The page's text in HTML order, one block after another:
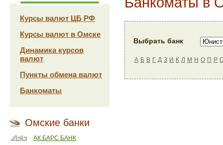
Курсы валют ЦБ РФ
Курсы валют в Омске
Динамика курсов
валют
Пункты обмена валют
Банкоматы
Омские банки
АК БАРС БАНК
Выбрать банк
А Б В Г Д З И К Л М Н О П Р